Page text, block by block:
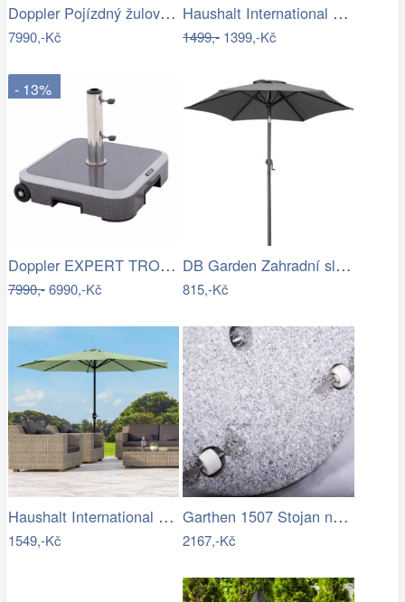
Doppler Pojízdný žulový stojan s…
7990,-Kč
Haushalt International Dřevěný…
1499,-1399,-Kč
- 13%
Doppler EXPERT TROLLEY 50kg - pojízdný…
7990,-6990,-Kč
DB Garden Zahradní slunečník Diane…
815,-Kč
Haushalt International Kovový slunečník…
1549,-Kč
Garthen 1507 Stojan na slunečník …
2167,-Kč